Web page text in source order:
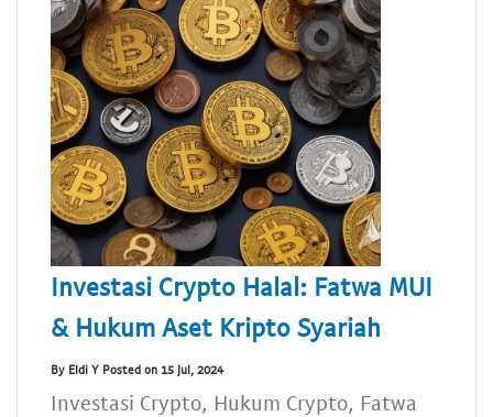
Investasi Crypto Halal: Fatwa MUI
& Hukum Aset Kripto Syariah
By Eldi Y Posted on 15 Jul, 2024
Investasi Crypto, Hukum Crypto, Fatwa